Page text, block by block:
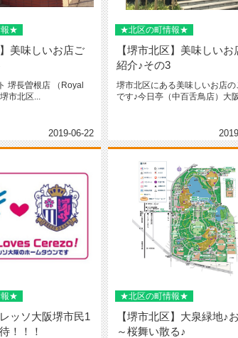
報★
】美味しいお店ご
曽根店 （Royal
市北区...
2019-06-22
★北区の町情報★
【堺市北区】美味しいお
紹介♪その3
堺市北区にある美味しいお店の
です♪今日亭（中百舌鳥店）大
報★
ッソ大阪堺市民1
！！！
★北区の町情報★
【堺市北区】大泉緑地♪
～桜舞い散る♪